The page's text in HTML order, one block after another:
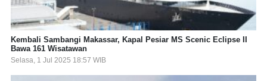
Kembali Sambangi Makassar, Kapal Pesiar MS Scenic Eclipse II
Bawa 161 Wisatawan
Selasa, 1 Jul 2025 18:57 WIB